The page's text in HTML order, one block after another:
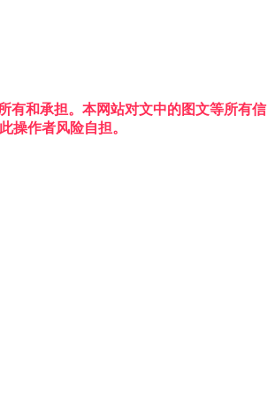
有和承担。本网站对文中的图文等所有信
操作者风险自担。